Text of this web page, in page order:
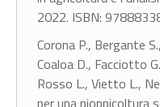
2022. ISBN:
Corona P., Bergante
Coaloa D., Facciotto
Rosso L., Vietto L.,
per una pioppicoltura